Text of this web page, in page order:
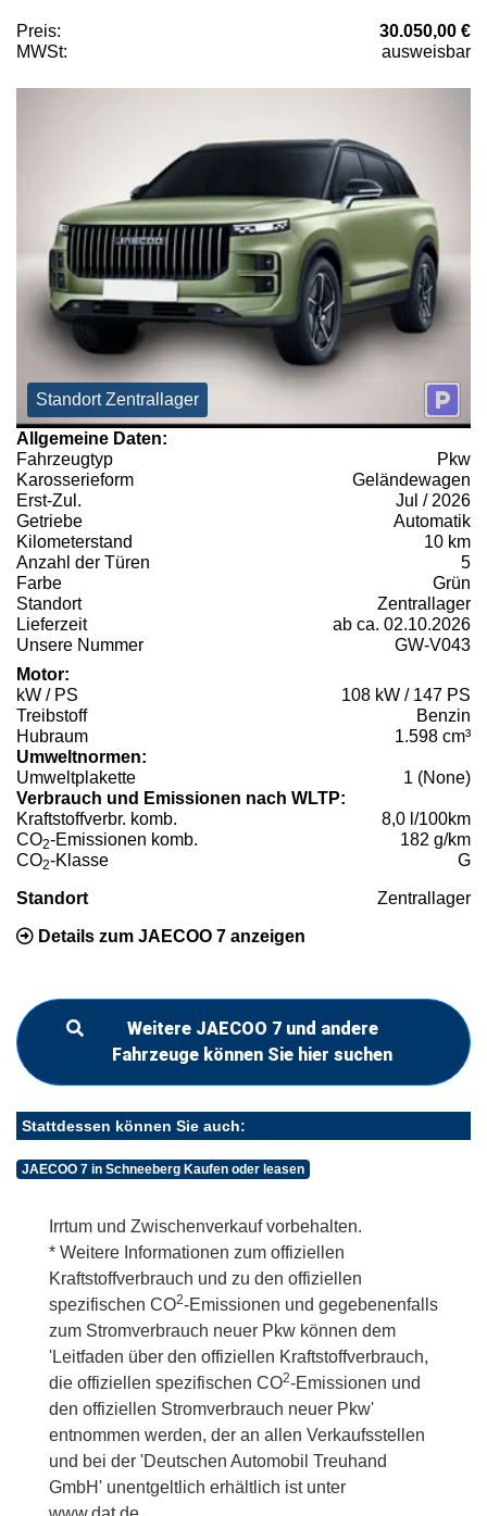
Preis:
30.050,00 €
MWSt:
ausweisbar
Standort Zentrallager
Allgemeine Daten:
Fahrzeugtyp
Pkw
Karosserieform
Geländewagen
Erst-Zul.
Jul / 2026
Getriebe
Automatik
Kilometerstand
10 km
Anzahl der Türen
5
Farbe
Grün
Standort
Zentrallager
Lieferzeit
ab ca. 02.10.2026
Unsere Nummer
GW-V043
Motor:
kW / PS
108 kW / 147 PS
Treibstoff
Benzin
Hubraum
1.598 cm³
Umweltnormen:
Umweltplakette
1 (None)
Verbrauch und Emissionen nach WLTP:
Kraftstoffverbr. komb.
8,0 l/100km
CO2-Emissionen komb.
182 g/km
CO2-Klasse G
Standort Zentrallager
Details zum JAECOO 7 anzeigen
Weitere JAECOO 7 und andere
Fahrzeuge können Sie hier suchen
Stattdessen können Sie auch:
JAECOO 7 in Schneeberg Kaufen oder leasen
Irrtum und Zwischenverkauf vorbehalten.
* Weitere Informationen zum offiziellen
Kraftstoffverbrauch und zu den offiziellen
spezifischen CO2-Emissionen und gegebenenfalls
zum Stromverbrauch neuer Pkw können dem
'Leitfaden über den offiziellen Kraftstoffverbrauch,
die offiziellen spezifischen CO2-Emissionen und
den offiziellen Stromverbrauch neuer Pkw'
entnommen werden, der an allen Verkaufsstellen
und bei der 'Deutschen Automobil Treuhand
GmbH' unentgeltlich erhältlich ist unter